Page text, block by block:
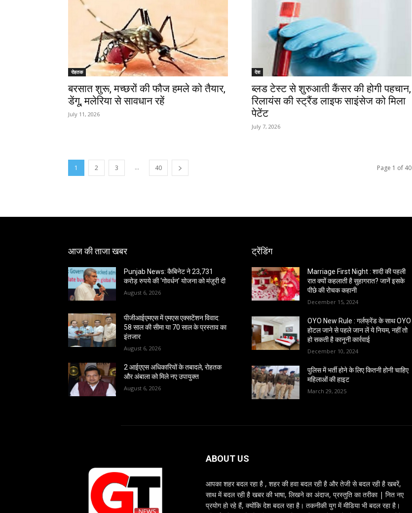
रोहतक
बरसात शुरू, मच्छरों की फौज हमले को तैयार,
डेंगू, मलेरिया से सावधान रहें
July 11, 2026
देश
ब्लड टेस्ट से शुरुआती कैंसर की होगी पहचान,
रिलायंस की स्ट्रैंड लाइफ साइंसेज को मिला
पेटेंट
July 7, 2026
1 2 3 ... 40 Page 1 of 40
आज की ताजा खबर
Punjab News: कैबिनेट ने 23,731
करोड़ रुपये की ‘गोवर्धन’ योजना को मंज़ूरी दी
August 6, 2026
पीजीआईएमएस में एमएस एक्सटेंशन विवाद:
58 साल की सीमा या 70 साल के प्रस्ताव का
इंतजार
August 6, 2026
2 आईएएस अधिकारियों के तबादले, रोहतक
और अंबाला को मिले नए उपायुक्त
August 6, 2026
ट्रेंडिंग
Marriage First Night : शादी की पहली
रात क्यों कहलाती है सुहागरात? जानें इसके
पीछे की रोचक कहानी
December 15, 2024
OYO New Rule : गर्लफ्रेंड के साथ OYO
होटल जाने से पहले जान लें ये नियम, नहीं तो
हो सकती है कानूनी कार्रवाई
December 10, 2024
पुलिस में भर्ती होने के लिए कितनी होनी चाहिए
महिलाओं की हाइट
March 29, 2025
ABOUT US
आपका शहर बदल रहा है , शहर की हवा बदल रही है और तेजी से बदल रही है खबरें,
साथ में बदल रही है खबर की भाषा, लिखने का अंदाज, प्रस्तुति का तरीका | नित नए
प्रयोग हो रहे हैं, क्योंकि देश बदल रहा है। तकनीकी युग में मीडिया भी बदल रहा है।